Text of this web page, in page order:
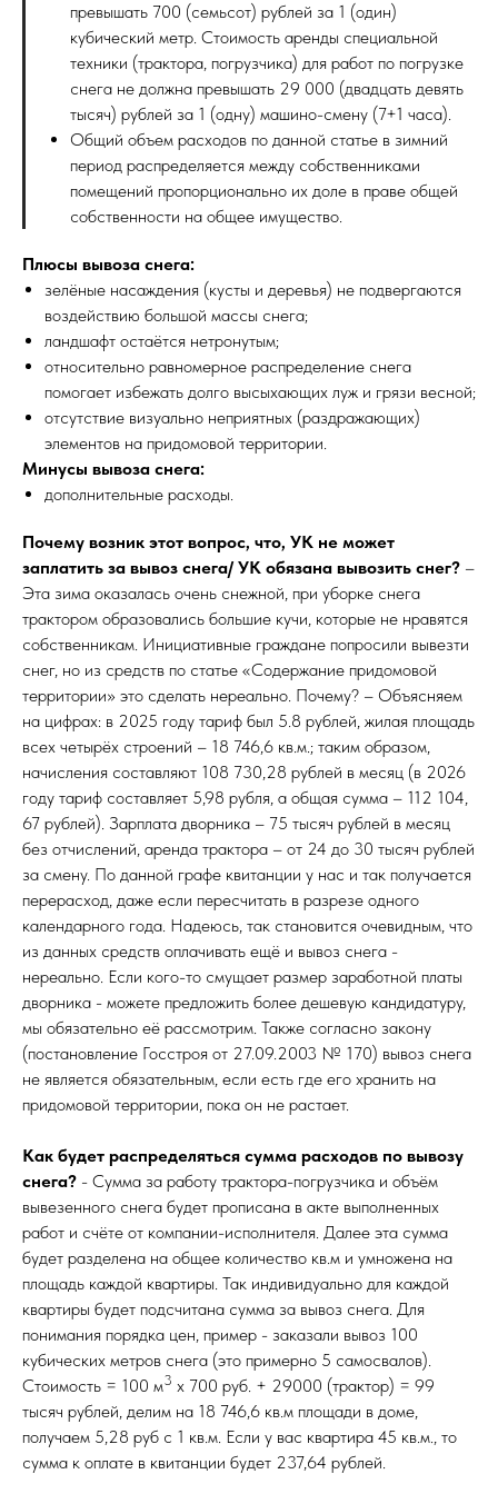
превышать 700 (семьсот) рублей за 1 (один)
кубический метр. Стоимость аренды специальной
техники (трактора, погрузчика) для работ по погрузке
снега не должна превышать 29 000 (двадцать девять
тысяч) рублей за 1 (одну) машино-смену (7+1 часа).
Общий объем расходов по данной статье в зимний
период распределяется между собственниками
помещений пропорционально их доле в праве общей
собственности на общее имущество.
Плюсы вывоза снега:
зелёные насаждения (кусты и деревья) не подвергаются
воздействию большой массы снега;
ландшафт остаётся нетронутым;
относительно равномерное распределение снега
помогает избежать долго высыхающих луж и грязи весной;
отсутствие визуально неприятных (раздражающих)
элементов на придомовой территории.
Минусы вывоза снега:
дополнительные расходы.
Почему возник этот вопрос, что, УК не может
заплатить за вывоз снега/ УК обязана вывозить снег? –
Эта зима оказалась очень снежной, при уборке снега
трактором образовались большие кучи, которые не нравятся
собственникам. Инициативные граждане попросили вывезти
снег, но из средств по статье «Содержание придомовой
территории» это сделать нереально. Почему? – Объясняем
на цифрах: в 2025 году тариф был 5.8 рублей, жилая площадь
всех четырёх строений – 18 746,6 кв.м.; таким образом,
начисления составляют 108 730,28 рублей в месяц (в 2026
году тариф составляет 5,98 рубля, а общая сумма – 112 104,
67 рублей). Зарплата дворника – 75 тысяч рублей в месяц
без отчислений, аренда трактора – от 24 до 30 тысяч рублей
за смену. По данной графе квитанции у нас и так получается
перерасход, даже если пересчитать в разрезе одного
календарного года. Надеюсь, так становится очевидным, что
из данных средств оплачивать ещё и вывоз снега -
нереально. Если кого-то смущает размер заработной платы
дворника - можете предложить более дешевую кандидатуру,
мы обязательно её рассмотрим. Также согласно закону
(постановление Госстроя от 27.09.2003 № 170) вывоз снега
не является обязательным, если есть где его хранить на
придомовой территории, пока он не растает.
Как будет распределяться сумма расходов по вывозу
снега? - Сумма за работу трактора-погрузчика и объём
вывезенного снега будет прописана в акте выполненных
работ и счёте от компании-исполнителя. Далее эта сумма
будет разделена на общее количество кв.м и умножена на
площадь каждой квартиры. Так индивидуально для каждой
квартиры будет подсчитана сумма за вывоз снега. Для
понимания порядка цен, пример - заказали вывоз 100
кубических метров снега (это примерно 5 самосвалов).
Стоимость = 100 м3 х 700 руб. + 29000 (трактор) = 99
тысяч рублей, делим на 18 746,6 кв.м площади в доме,
получаем 5,28 руб с 1 кв.м. Если у вас квартира 45 кв.м., то
сумма к оплате в квитанции будет 237,64 рублей.